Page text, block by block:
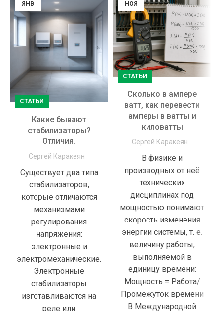
ЯНВ
СТАТЬИ
Какие бывают
стабилизаторы?
Отличия.
Сергей Каракеян
Существует два типа
стабилизаторов,
которые отличаются
механизмами
регулирования
напряжения:
электронные и
электромеханические.
Электронные
стабилизаторы
изготавливаются на
реле или
НОЯ
СТАТЬИ
Сколько в ампере
ватт, как перевести
амперы в ватты и
киловатты
Сергей Каракеян
В физике и
производных от неё
технических
дисциплинах под
мощностью понимают
скорость изменения
энергии системы, т. е.
величину работы,
выполняемой в
единицу времени:
Мощность = Работа/
Промежуток времени
В Международной